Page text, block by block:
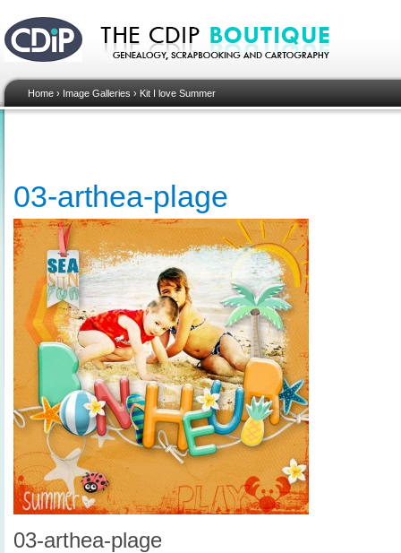
Home › Image Galleries › Kit I love Summer
03-arthea-plage
03-arthea-plage